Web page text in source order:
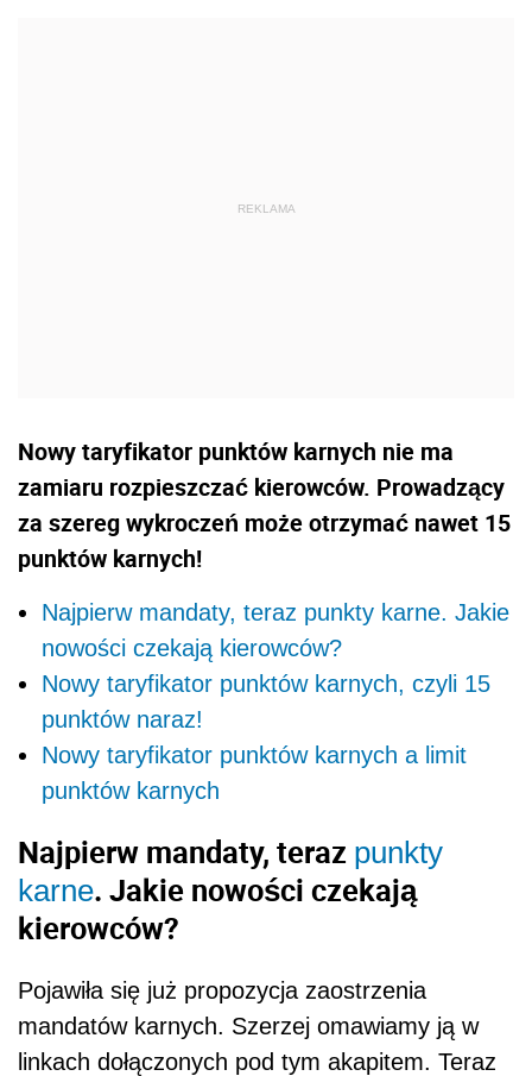
Nowy taryfikator punktów karnych nie ma
zamiaru rozpieszczać kierowców. Prowadzący
za szereg wykroczeń może otrzymać nawet 15
punktów karnych!
Najpierw mandaty, teraz punkty karne. Jakie
nowości czekają kierowców?
Nowy taryfikator punktów karnych, czyli 15
punktów naraz!
Nowy taryfikator punktów karnych a limit
punktów karnych
Najpierw mandaty, teraz punkty
karne. Jakie nowości czekają
kierowców?
Pojawiła się już propozycja zaostrzenia
mandatów karnych. Szerzej omawiamy ją w
linkach dołączonych pod tym akapitem. Teraz